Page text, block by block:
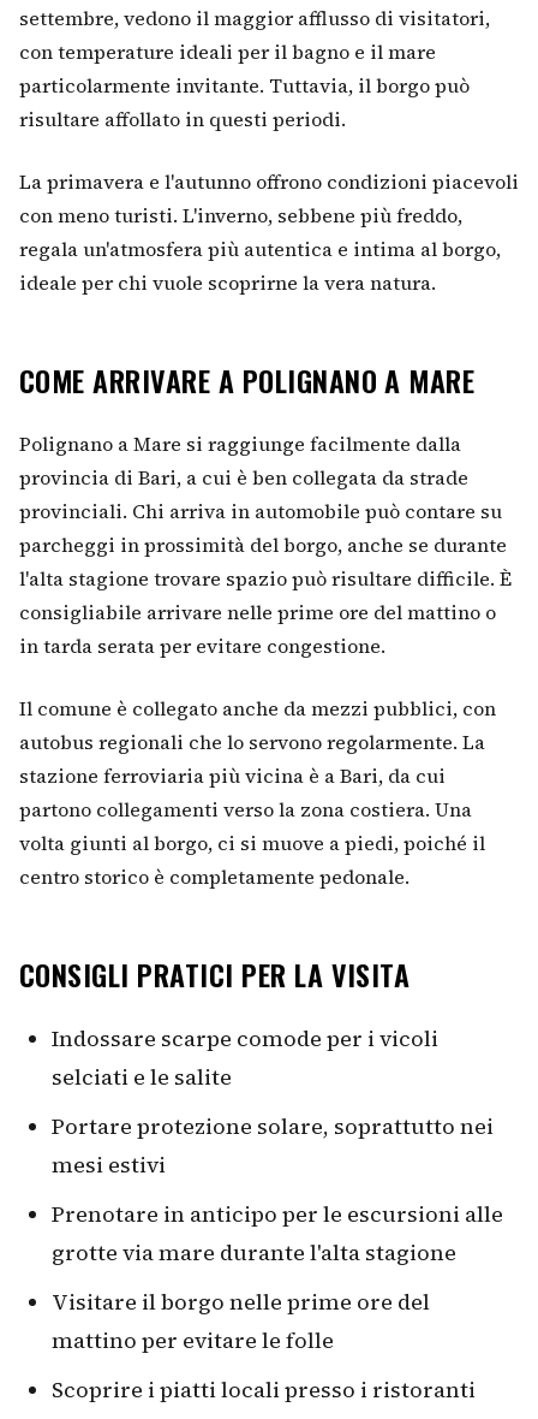
settembre, vedono il maggior afflusso di visitatori,
con temperature ideali per il bagno e il mare
particolarmente invitante. Tuttavia, il borgo può
risultare affollato in questi periodi.
La primavera e l'autunno offrono condizioni piacevoli
con meno turisti. L'inverno, sebbene più freddo,
regala un'atmosfera più autentica e intima al borgo,
ideale per chi vuole scoprirne la vera natura.
COME ARRIVARE A POLIGNANO A MARE
Polignano a Mare si raggiunge facilmente dalla
provincia di Bari, a cui è ben collegata da strade
provinciali. Chi arriva in automobile può contare su
parcheggi in prossimità del borgo, anche se durante
l'alta stagione trovare spazio può risultare difficile. È
consigliabile arrivare nelle prime ore del mattino o
in tarda serata per evitare congestione.
Il comune è collegato anche da mezzi pubblici, con
autobus regionali che lo servono regolarmente. La
stazione ferroviaria più vicina è a Bari, da cui
partono collegamenti verso la zona costiera. Una
volta giunti al borgo, ci si muove a piedi, poiché il
centro storico è completamente pedonale.
CONSIGLI PRATICI PER LA VISITA
Indossare scarpe comode per i vicoli
selciati e le salite
Portare protezione solare, soprattutto nei
mesi estivi
Prenotare in anticipo per le escursioni alle
grotte via mare durante l'alta stagione
Visitare il borgo nelle prime ore del
mattino per evitare le folle
Scoprire i piatti locali presso i ristoranti